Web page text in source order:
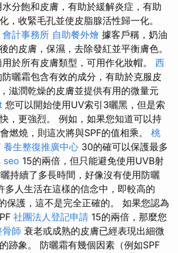
分飽和皮膚，有助於緩解炎症，有助
，收緊毛孔並使皮脂腺活性歸一化。
會計事務所 自助餐外燴 據客戶稱，奶油
的皮膚，保濕，去除發紅並平衡膚色。
於所有皮膚類型，可用作化妝帽。 西
曬霜包含有效的成分，有助於克服皮
滋潤乾燥的皮膚並提供有用的微量元
您可以開始使用UV索引3曬黑，但是索
，更強烈。 例如，如果您知道可以持
燃燒，則這次將與SPF的值相乘。 桃
養生整復推廣中心 30的確可以保護最多
seo 15的兩倍，但只能避免使用UVB射
持續了多長時間，好像沒有使用防曬
多人生活在這樣的信念中，即較高的
保護，這不是完全正確的。 如果您認為
社團法人登記申請 15的兩倍，那麼您
骨師 衰老或成熟的皮膚已經表現出細微
跡象。 防曬霜有幾個因素（例如SPF